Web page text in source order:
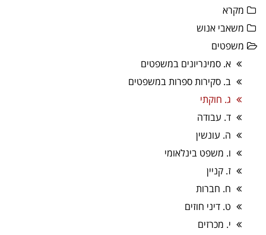
מקרא
משאבי אנוש
משפטים
א. סמינריונים במשפטים
ב. סקירות ספרות במשפטים
ג. חוקתי
ד. עבודה
ה. עונשין
ו. משפט בינלאומי
ז. קניין
ח. חברות
ט. דיני חוזים
י. מכרזים